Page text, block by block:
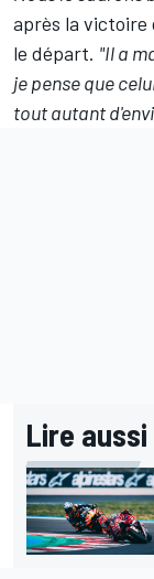
après la victoire
le départ. "Il a
je pense que
tout autant
Lire aussi